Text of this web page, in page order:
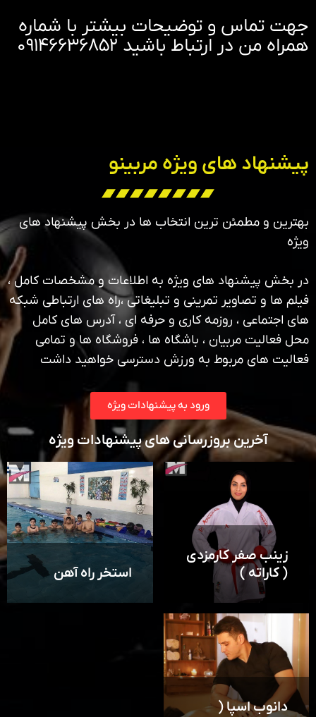
جهت تماس و توضیحات بیشتر با شماره
همراه من در ارتباط باشید ۰۹۱۴۶۶۳۶۸۵۲
پیشنهاد های ویژه مربینو
بهترین و مطمئن ترین انتخاب ها در بخش پیشنهاد های
ویژه
در بخش پیشنهاد های ویژه به اطلاعات و مشخصات کامل ،
فیلم ها و تصاویر تمرینی و تبلیغاتی ،راه های ارتباطی شبکه
های اجتماعی ، روزمه کاری و حرفه ای ، آدرس های کامل
محل فعالیت مربیان ، باشگاه ها ، فروشگاه ها و تمامی
فعالیت های مربوط به ورزش دسترسی خواهید داشت
ورود به پیشنهادات ویژه
آخرین بروزرسانی های پیشنهادات ویژه
زینب صفر کارمزدی
( کاراته )
استخر راه آهن
دانوب اسپا (